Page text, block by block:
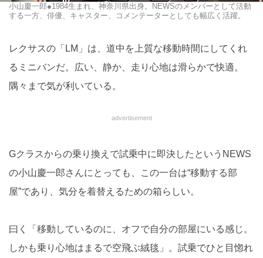
小山慶一郎●1984生まれ、神奈川県出身。NEWSのメンバーとして活動
する一方、俳優、キャスター、コメンテーターとしても幅広く活躍。
レクサスの「LM」は、道中を上質な移動時間にしてくれ
るミニバンだ。広い、静か、走り心地は滑らかで快適。
隅々まで気が利いている。
advertisement
Gクラスからの乗り換えで試乗中に即決したというNEWS
の小山慶一郎さんにとっても、この一台は“移動する部
屋”であり、気分を着替えるための箱らしい。
曰く「移動しているのに、オフで自分の部屋にいる感じ。
しかも乗り心地はまるで空飛ぶ絨毯」。試乗でひと目惚れ